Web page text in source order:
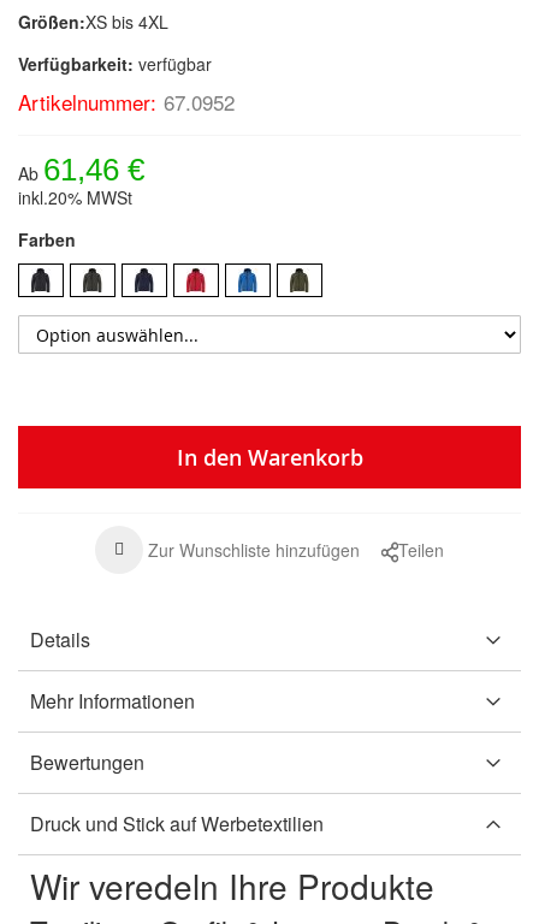
Größen:XS bis 4XL
Verfügbarkeit: verfügbar
Artikelnummer: 67.0952
Ab 61,46 €
inkl.20% MWSt
Farben
In den Warenkorb
Zur Wunschliste hinzufügen Teilen
Details
Mehr Informationen
Bewertungen
Druck und Stick auf Werbetextilien
Wir veredeln Ihre Produkte